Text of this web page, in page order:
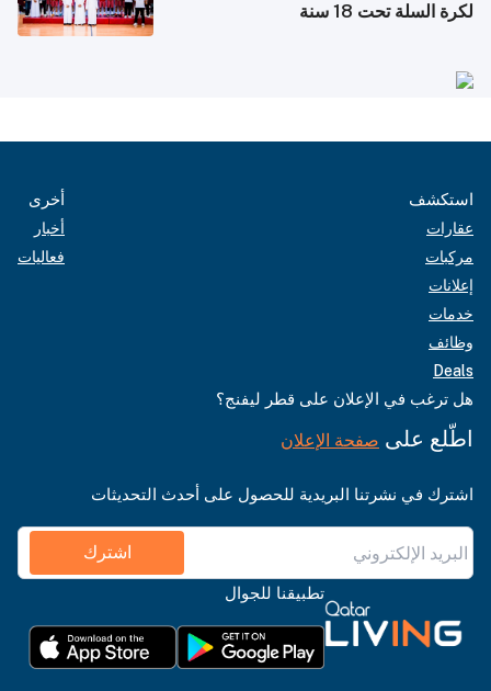
لكرة السلة تحت 18 سنة
استكشف
عقارات
مركبات
إعلانات
خدمات
وظائف
Deals
أخرى
أخبار
فعاليات
هل ترغب في الإعلان على قطر ليفنج؟
اطّلع على صفحة الإعلان
اشترك في نشرتنا البريدية للحصول على أحدث التحديثات
اشترك
تطبيقنا للجوال